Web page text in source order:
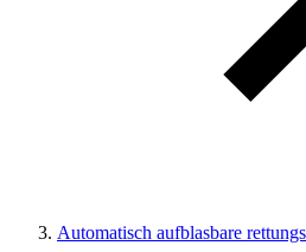
Automatisch aufblasbare